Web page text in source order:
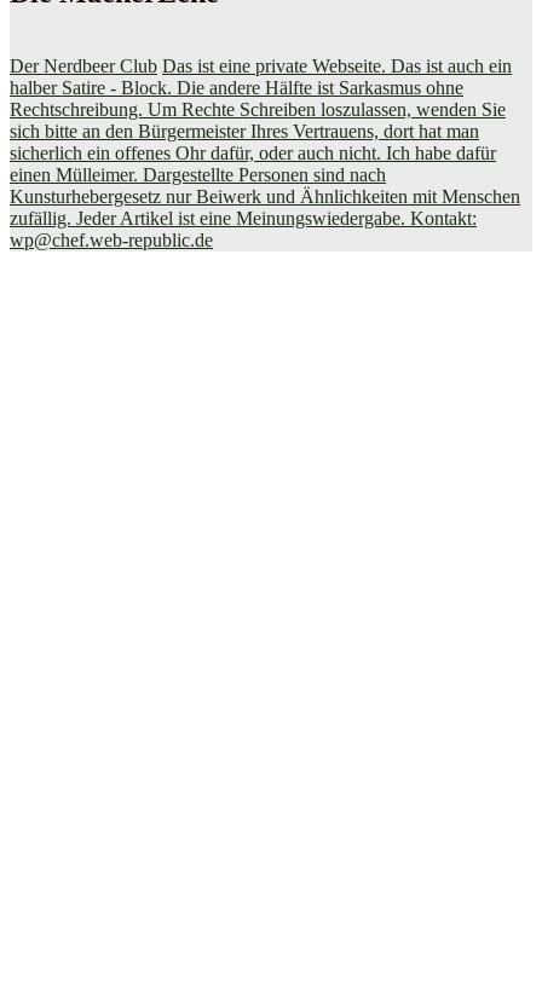
Der Nerdbeer Club Das ist eine private Webseite. Das ist auch ein
halber Satire - Block. Die andere Hälfte ist Sarkasmus ohne
Rechtschreibung. Um Rechte Schreiben loszulassen, wenden Sie
sich bitte an den Bürgermeister Ihres Vertrauens, dort hat man
sicherlich ein offenes Ohr dafür, oder auch nicht. Ich habe dafür
einen Mülleimer. Dargestellte Personen sind nach
Kunsturhebergesetz nur Beiwerk und Ähnlichkeiten mit Menschen
zufällig. Jeder Artikel ist eine Meinungswiedergabe. Kontakt:
wp@chef.web-republic.de